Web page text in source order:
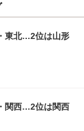
東北…2位は山形
関西…2位は関西